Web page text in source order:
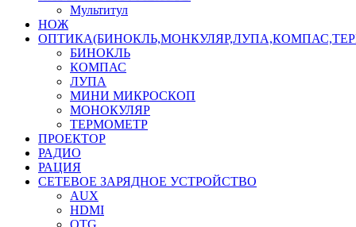
Мультитул
НОЖ
БИНОКЛЬ
КОМПАС
ЛУПА
МИНИ МИКРОСКОП
МОНОКУЛЯР
ТЕРМОМЕТР
ПРОЕКТОР
РАДИО
РАЦИЯ
СЕТЕВОЕ ЗАРЯДНОЕ УСТРОЙСТВО
AUX
HDMI
OTG